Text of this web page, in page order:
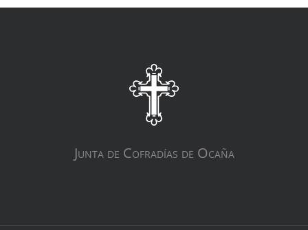
Junta de Cofradías de Ocaña